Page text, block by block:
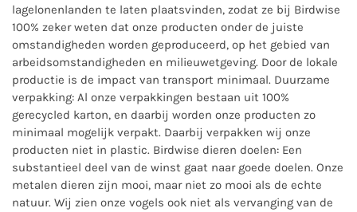
lagelonenlanden te laten plaatsvinden, zodat ze bij Birdwise
100% zeker weten dat onze producten onder de juiste
omstandigheden worden geproduceerd, op het gebied van
arbeidsomstandigheden en milieuwetgeving. Door de lokale
productie is de impact van transport minimaal. Duurzame
verpakking: Al onze verpakkingen bestaan uit 100%
gerecycled karton, en daarbij worden onze producten zo
minimaal mogelijk verpakt. Daarbij verpakken wij onze
producten niet in plastic. Birdwise dieren doelen: Een
substantieel deel van de winst gaat naar goede doelen. Onze
metalen dieren zijn mooi, maar niet zo mooi als de echte
natuur. Wij zien onze vogels ook niet als vervanging van de